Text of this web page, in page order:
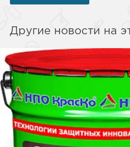
Другие новости на